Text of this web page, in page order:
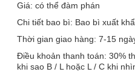
Giá: có thể đàm phán
Chi tiết bao bì: Bao bì xuất
Thời gian giao hàng: 7-15
Điều khoản thanh toán: 30%
khi sao B / L hoặc L / C khi